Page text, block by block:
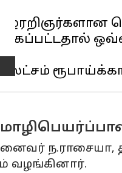
ந.ராசையா,
வழங்கினார்.